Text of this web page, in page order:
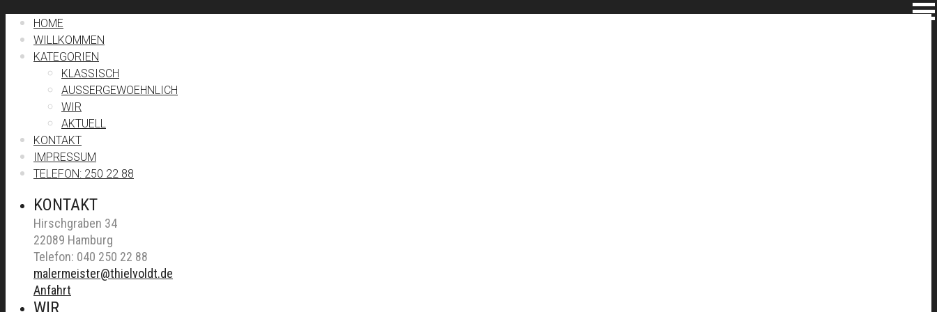
HOME
WILLKOMMEN
KATEGORIEN
KLASSISCH
AUSSERGEWOEHNLICH
WIR
AKTUELL
KONTAKT
IMPRESSUM
TELEFON: 250 22 88
KONTAKT
Hirschgraben 34
22089 Hamburg
Telefon: 040 250 22 88
malermeister@thielvoldt.de
Anfahrt
WIR